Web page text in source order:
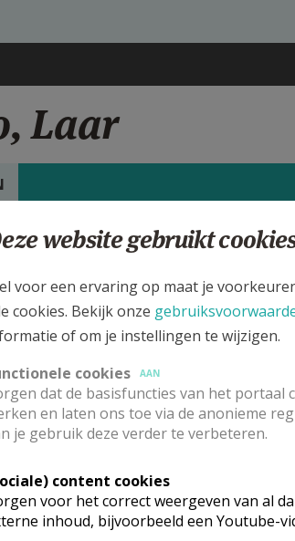
Laar
de details voor de weekendvieringen die
de kerk, alsook een lijst met kerken in de buurt.
ALLE DETAILS
gevonden wat je zocht? Hier vind je
website gebruikt
voor een ervaring op maat je
cookies. Bekijk onze
of om je instellingen te wijzigen.
cookies
AAN
dat de basisfuncties van het portaal
en laten ons toe via de anonieme
je gebruik deze verder te verbeteren.
content cookies
voor het correct weergeven van al
inhoud, bijvoorbeeld een Youtube-